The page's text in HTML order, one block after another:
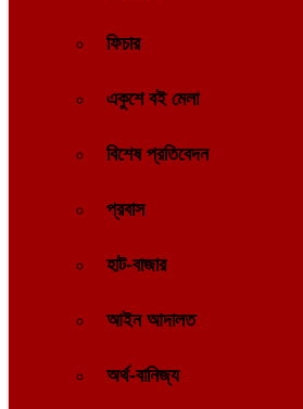
ফিচার
একুশে বই মেলা
বিশেষ প্রতিবেদন
প্রবাস
হাট-বাজার
আইন আদালত
অর্থ-বানিজ্য